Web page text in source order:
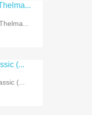
(...